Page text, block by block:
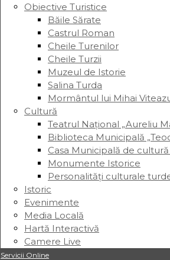
Obiective Turistice
Băile Sărate
Castrul Roman
Cheile Turenilor
Cheile Turzii
Muzeul de Istorie
Salina Turda
Mormântul lui Mihai
Cultură
Teatrul Național „Aureliu
Biblioteca Municipală
Casa Municipală de
Monumente Istorice
Personalităţi culturale
Istoric
Evenimente
Media Locală
Hartă Interactivă
Camere Live
Servicii Online